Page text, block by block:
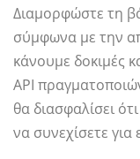
Διαμορφώστε τη
σύμφωνα με την
κάνουμε δοκιμές
API
θα διασφαλίσει
να συνεχίσετε για